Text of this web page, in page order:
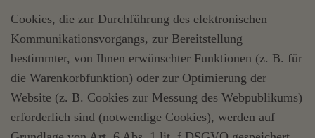
Cookies, die zur Durchführung des elektronischen
Kommunikationsvorgangs, zur Bereitstellung
bestimmter, von Ihnen erwünschter Funktionen (z. B. für
die Warenkorbfunktion) oder zur Optimierung der
Website (z. B. Cookies zur Messung des Webpublikums)
erforderlich sind (notwendige Cookies), werden auf